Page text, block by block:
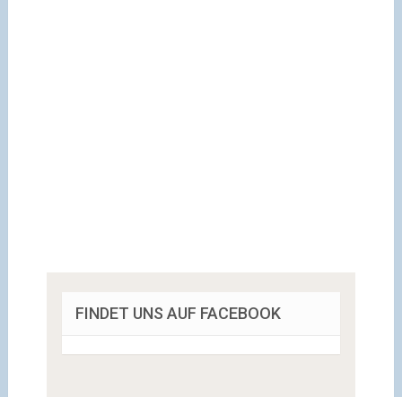
FINDET UNS AUF FACEBOOK